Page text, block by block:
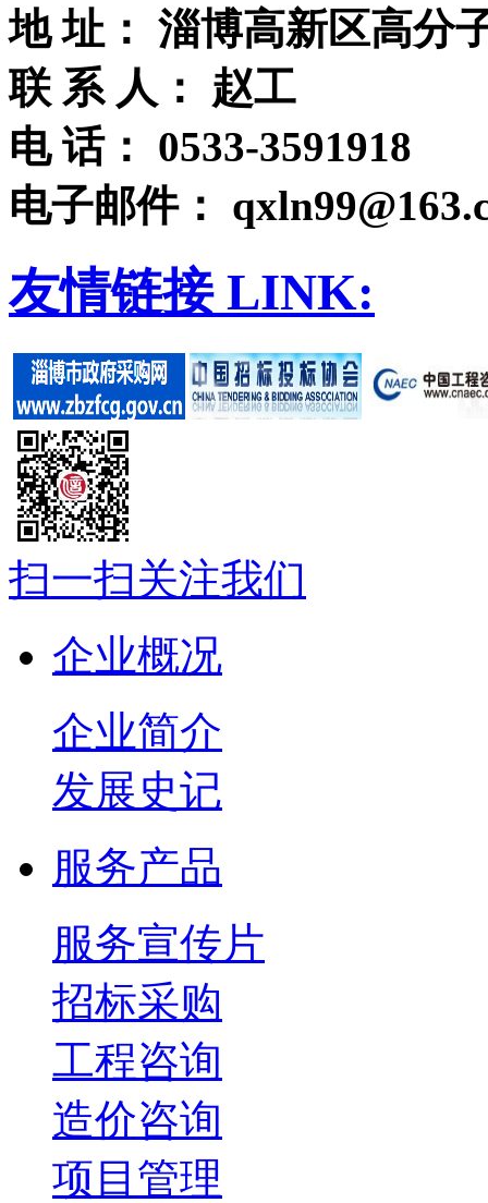
地 址： 淄博高新区高分
联 系 人： 赵工
电 话： 0533-3591918
电子邮件：
友情链接LINK:
扫一扫关注我们
企业概况
企业简介
发展史记
服务产品
服务宣传片
招标采购
工程咨询
造价咨询
项目管理